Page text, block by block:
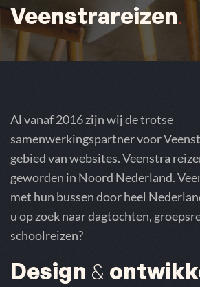
Veenstrareizen.
Al vanaf 2016 zijn wij de trotse
samenwerkingspartner voor
gebied van websites. Veenstra
geworden in Noord Nederland.
met hun bussen door heel
u op zoek naar dagtochten,
schoolreizen?
Design &